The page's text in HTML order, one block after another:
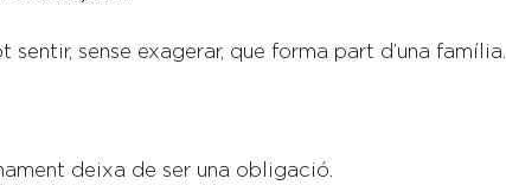
sense exagerar, que forma part d’una família.
deixa de ser una obligació.